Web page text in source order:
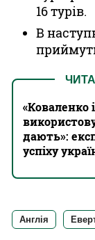
16 турів.
В
«Коваленко
дають»:
успіху
Англія